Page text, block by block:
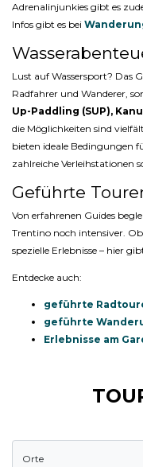
Adrenalinjunkies gibt es
Infos gibt es bei
Lust auf Wassersport? Das
Radfahrer und Wanderer,
Up-Paddling (SUP),
die Möglichkeiten sind
bieten ideale Bedingungen
zahlreiche Verleihstationen
Geführte
Von erfahrenen Guides
Trentino noch intensiver.
spezielle Erlebnisse – hier
Entdecke auch:
geführte
geführte
Erlebnisse am
Orte